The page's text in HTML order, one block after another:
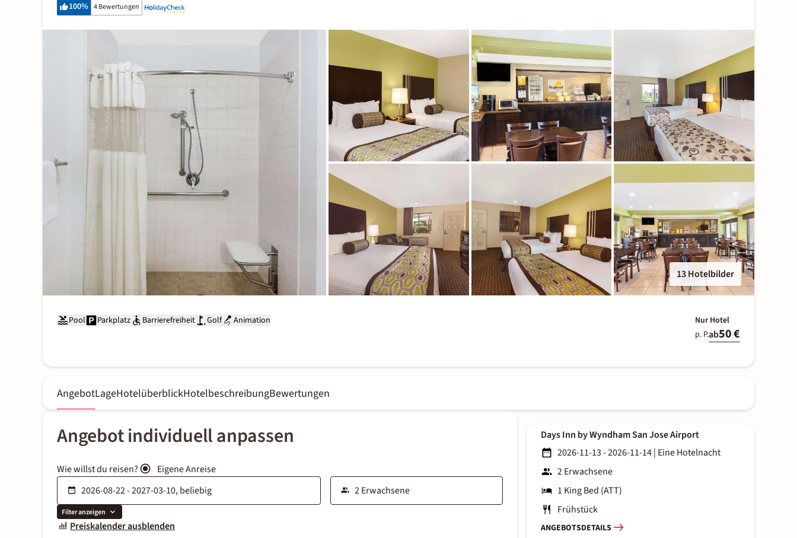
100% 4 Bewertungen
13 Hotelbilder
Pool Parkplatz Barrierefreiheit Golf Animation
Nur Hotel
p. P.ab50 €
AngebotLageHotelüberblickHotelbeschreibungBewertungen
Angebot individuell anpassen
Wie willst du reisen? Eigene Anreise
Filter anzeigen
Preiskalender ausblenden
Days Inn by Wyndham San Jose Airport
2026-11-13 - 2026-11-14| Eine Hotelnacht
2 Erwachsene
1 King Bed (ATT)
Frühstück
ANGEBOTSDETAILS